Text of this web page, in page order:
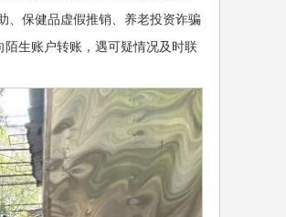
、保健品虚假推销、养老投资诈骗
生账户转账，遇可疑情况及时联